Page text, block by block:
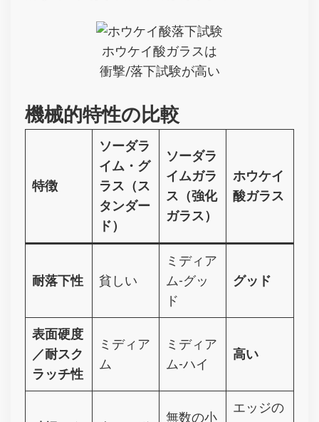
ホウケイ酸ガラスは
衝撃/落下試験が高い
機械的特性の比較
特徴
ソーダラ
イム・グ
ラス（ス
タンダー
ド）
ソーダラ
イムガラ
ス（強化
ガラス）
ホウケイ
酸ガラス
耐落下性 貧しい
ミディア
ム-グッ
ド
グッド
表面硬度
／耐スク
ラッチ性
ミディア
ム
ミディア
ム-ハイ
高い
無数の小
エッジの